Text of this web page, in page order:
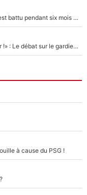
Départ de Roberto De Zerbi - Medhi Benatia s'est battu pendant six mois pour le retenir à l'OM, le PSG a été le naufrage de trop : «Je pars avec toi»
«Admets que tu t'es trompé sur Lucas Chevalier !» : Le débat sur le gardien du PSG vire au clash à l'After Foot
à cause du PSG !